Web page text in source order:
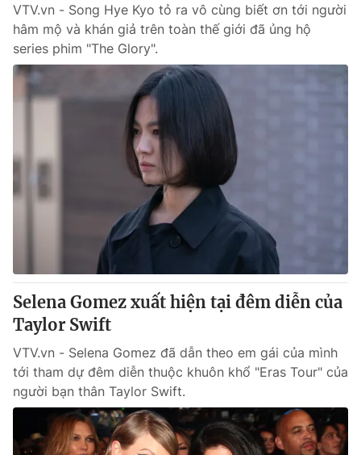
thông tin từ website này.
VTV.vn - Song Hye Kyo tỏ ra vô cùng biết ơn tới người
hâm mộ và khán giả trên toàn thế giới đã ủng hộ
series phim "The Glory".
Selena Gomez xuất hiện tại đêm diễn của
Taylor Swift
VTV.vn - Selena Gomez đã dẫn theo em gái của mình
tới tham dự đêm diễn thuộc khuôn khổ "Eras Tour" của
người bạn thân Taylor Swift.